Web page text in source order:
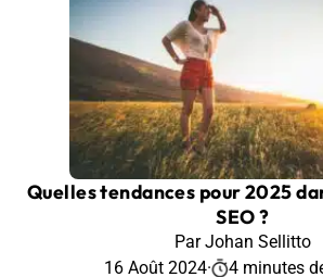
Quelles tendances pour 2025
SEO ?
Par Johan Sellitto
16 Août 2024· 4 minutes